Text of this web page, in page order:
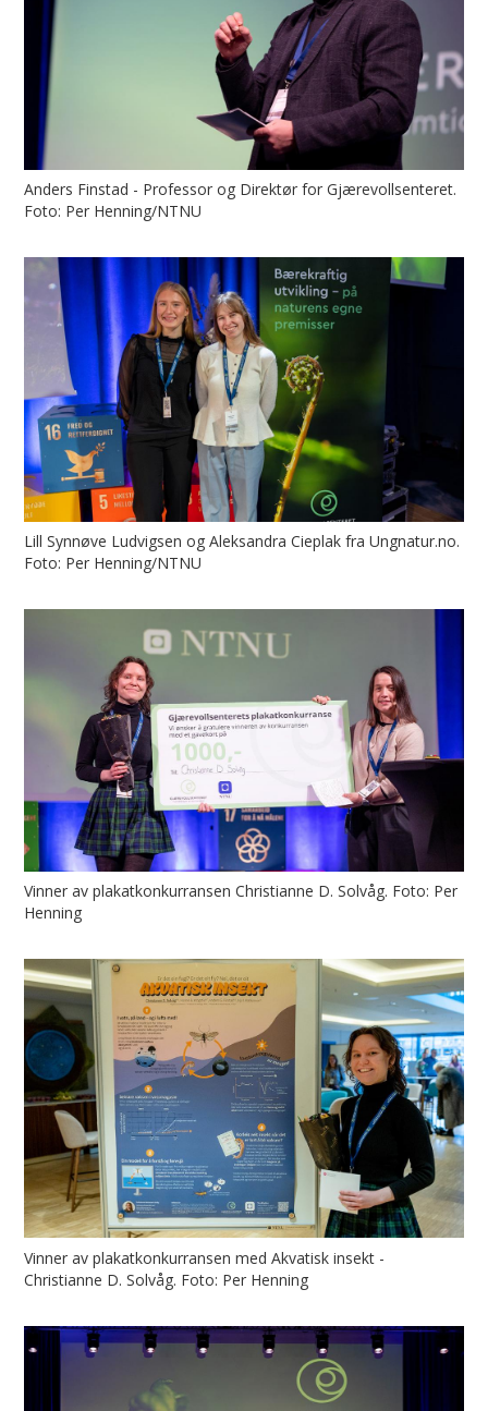
Anders Finstad - Professor og Direktør for Gjærevollsenteret.
Foto: Per Henning/NTNU
Lill Synnøve Ludvigsen og Aleksandra Cieplak fra Ungnatur.no.
Foto: Per Henning/NTNU
Vinner av plakatkonkurransen Christianne D. Solvåg. Foto: Per
Henning
Vinner av plakatkonkurransen med Akvatisk insekt -
Christianne D. Solvåg. Foto: Per Henning